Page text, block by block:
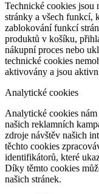
Technické cookies jsou
stránky a všech funkcí,
zablokování funkcí
produktů v košíku,
nákupní proces nebo
technické cookies
aktivovány a jsou
Analytické cookies
Analytické cookies
našich reklamních
zdroje návštěv našich
těchto cookies
identifikátorů, které
Díky těmto cookies
našich stránek.